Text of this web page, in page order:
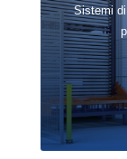
Sistemi